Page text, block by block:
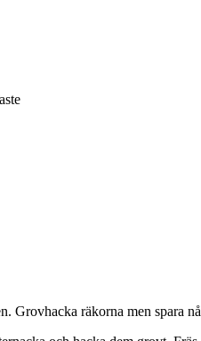
Grovhacka räkorna men spara